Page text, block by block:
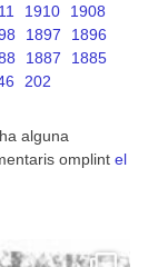
1910
1908
1897
1896
1887
1885
202
alguna
omplint el